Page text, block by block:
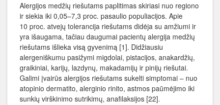
Alergijos medžių riešutams paplitimas skiriasi nuo regiono
ir siekia iki 0,05–7,3 proc. pasaulio populiacijos. Apie
10 proc. atvejų tolerancija riešutams didėja su amžiumi ir
yra išaugama, tačiau daugumai pacientų alergija medžių
riešutams išlieka visą gyvenimą [1]. Didžiausiu
alergeniškumu pasižymi migdolai, pistacijos, anakardžių,
graikiniai, karijų, lazdynų, makadamijų ir pinijų riešutai.
Galimi įvairūs alergijos riešutams sukelti simptomai – nuo
atopinio dermatito, alerginio rinito, astmos paūmėjimo iki
sunkių virškinimo sutrikimų, anafilaksijos [22].